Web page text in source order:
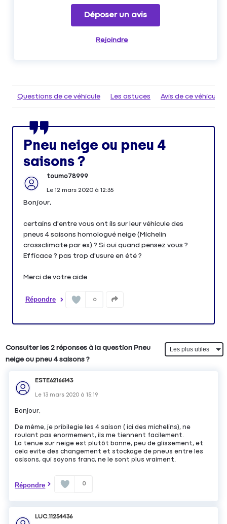
Déposer un avis
Rejoindre
Questions de ce véhicule Les astuces Avis de ce véhicule
Pneu neige ou pneu 4
saisons ?
toumo78999
Le 12 mars 2020à 12:35
Bonjour,
certains d'entre vous ont ils sur leur véhicule des
pneus 4 saisons homologué neige (Michelin
crossclimate par ex) ? Si oui quand pensez vous ?
Efficace ? pas trop d'usure en été ?
Merci de votre aide
Répondre 0
Consulter les 2 réponses à la question Pneu
neige ou pneu 4 saisons ?
ESTE62166143
Le13 mars 2020 à15:19
Bonjour,
De même, je pribilegie les 4 saison ( ici des michelins), ne
roulant pas enormement, ils me tiennent facilement.
La tenue sur neige est plutôt bonne, peu de glissement, et
cela evite des changement et stockage de pneus entre les
asisons, qui soyons franc, ne le sont plus vraiment.
Répondre 0
LUC.11254436